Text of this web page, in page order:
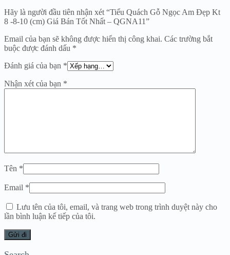
Hãy là người đầu tiên nhận xét “Tiểu Quách Gỗ Ngọc Am Đẹp Kt
8 -8-10 (cm) Giá Bán Tốt Nhất – QGNA11”
Email của bạn sẽ không được hiển thị công khai. Các trường bắt
buộc được đánh dấu *
Đánh giá của bạn *
Nhận xét của bạn *
Tên *
Email *
Lưu tên của tôi, email, và trang web trong trình duyệt này cho
lần bình luận kế tiếp của tôi.